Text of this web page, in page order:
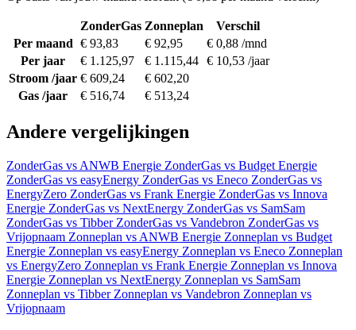
ZonderGas Zonneplan
Verschil
Per maand € 93,83 € 92,95
€ 0,88 /mnd
Per jaar
€ 1.125,97 € 1.115,44 € 10,53 /jaar
Stroom /jaar € 609,24
€ 602,20
Gas /jaar
€ 516,74 € 513,24
Andere vergelijkingen
ZonderGas vs ANWB Energie ZonderGas vs Budget Energie
ZonderGas vs easyEnergy ZonderGas vs Eneco ZonderGas vs
EnergyZero ZonderGas vs Frank Energie ZonderGas vs Innova
Energie ZonderGas vs NextEnergy ZonderGas vs SamSam
ZonderGas vs Tibber ZonderGas vs Vandebron ZonderGas vs
Vrijopnaam Zonneplan vs ANWB Energie Zonneplan vs Budget
Energie Zonneplan vs easyEnergy Zonneplan vs Eneco Zonneplan
vs EnergyZero Zonneplan vs Frank Energie Zonneplan vs Innova
Energie Zonneplan vs NextEnergy Zonneplan vs SamSam
Zonneplan vs Tibber Zonneplan vs Vandebron Zonneplan vs
Vrijopnaam